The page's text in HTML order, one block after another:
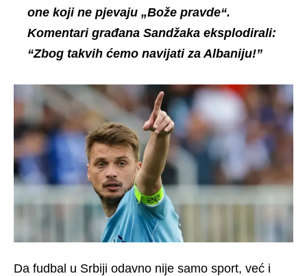
one koji ne pjevaju „Bože pravde“.
Komentari građana Sandžaka eksplodirali:
“Zbog takvih ćemo navijati za Albaniju!”
Da fudbal u Srbiji odavno nije samo sport, već i